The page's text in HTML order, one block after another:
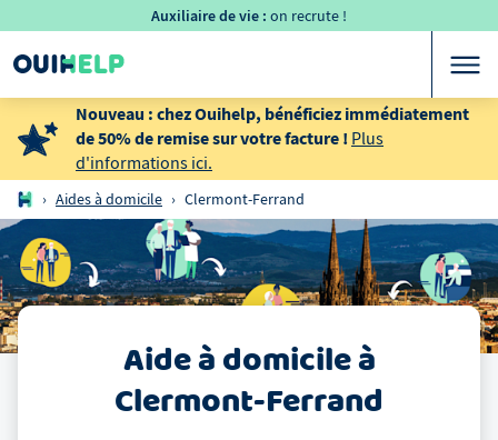
Auxiliaire de vie : on recrute !
Nouveau : chez Ouihelp, bénéficiez immédiatement
de 50% de remise sur votre facture ! Plus
d'informations ici.
› Aides à domicile › Clermont-Ferrand
Aide à domicileà
Clermont-Ferrand